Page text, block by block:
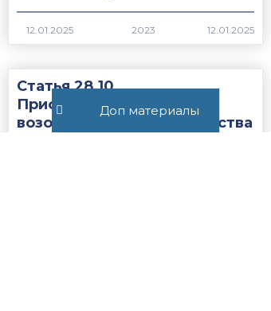
Доп материалы
2023
Статья 28.10.
Приостановление и
возобновление производства